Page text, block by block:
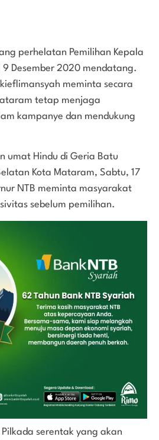
perhelatan Pemilihan Kepala
Desember 2020 mendatang.
meminta secara
tetap menjaga
kampanye dan mendukung
umat Hindu di Geria Batu
Kota Mataram, Sabtu, 17
NTB meminta masyarakat
sebelum pemilihan.
serentak yang akan